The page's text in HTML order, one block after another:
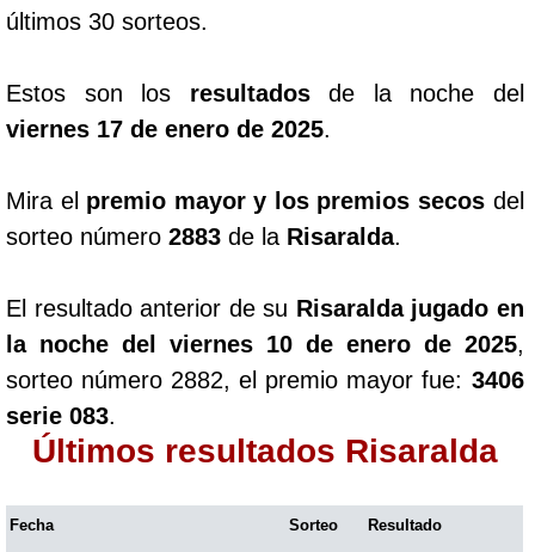
últimos 30 sorteos.
Estos son los resultadosde la noche del
viernes 17 de enero de 2025.
Mira el premio mayor y los premios secosdel
sorteo número 2883 de la Risaralda.
El resultado anterior de su Risaralda jugado en
la noche del viernes 10 de enero de 2025,
sorteo número 2882, el premio mayor fue: 3406
serie 083.
Últimos resultados Risaralda
Fecha Sorteo Resultado